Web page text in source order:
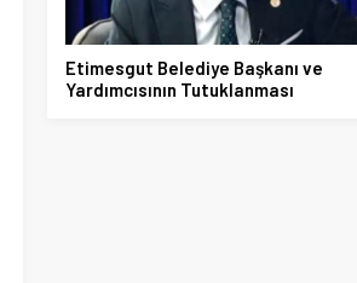
Etimesgut Belediye Başkanı ve
Yardımcısının Tutuklanması